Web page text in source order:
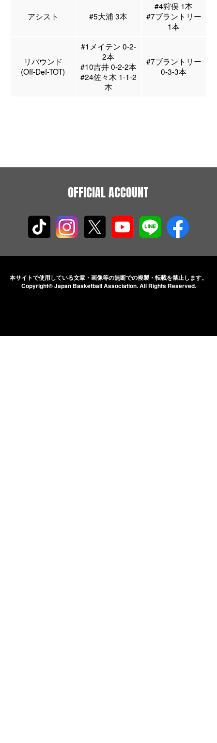
アシスト #5大浦 3本
#4狩俣 1本
#7ブラントリー
1本
リバウンド
(Off-Def-TOT)
#1メイテン 0-2-
2本
#10吉井 0-2-2本
#24佐々木 1-1-2
本
#7ブラントリー
0-3-3本
OFFICIAL ACCOUNT
本サイトで使用している文章・画像等の無断での複製・転載を禁止します。
Copyright© Japan Basketball Association.All Rights Reserved.